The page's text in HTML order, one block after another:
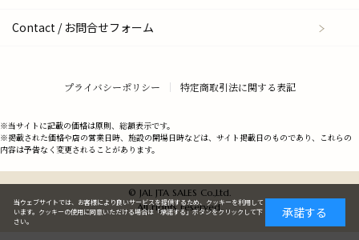
Contact / お問合せフォーム
プライバシーポリシー 特定商取引法に関する表記
※当サイトに記載の価格は原則、総額表示です。
※掲載された価格や店の営業日時、施設の開場日時などは、サイト掲載日のものであり、これらの
内容は予告なく変更されることがあります。
© JAL JTA SALES Co.,Ltd.
All rights reserved.
当ウェブサイトでは、お客様により良いサービスを提供するため、クッキーを利用して
います。クッキーの使用に同意いただける場合は「承諾する」ボタンをクリックして下
さい。
承諾する